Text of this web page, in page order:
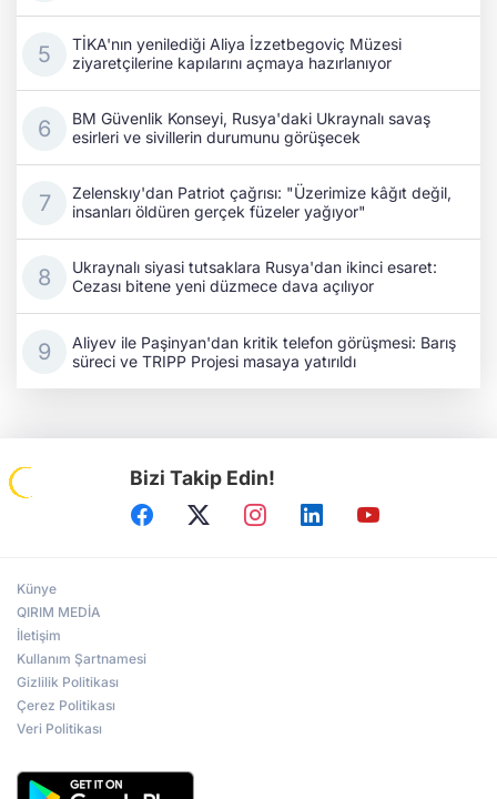
TİKA'nın yenilediği Aliya İzzetbegoviç Müzesi
ziyaretçilerine kapılarını açmaya hazırlanıyor
BM Güvenlik Konseyi, Rusya'daki Ukraynalı savaş
esirleri ve sivillerin durumunu görüşecek
Zelenskıy'dan Patriot çağrısı: "Üzerimize kâğıt değil,
insanları öldüren gerçek füzeler yağıyor"
Ukraynalı siyasi tutsaklara Rusya'dan ikinci esaret:
Cezası bitene yeni düzmece dava açılıyor
Aliyev ile Paşinyan'dan kritik telefon görüşmesi: Barış
süreci ve TRIPP Projesi masaya yatırıldı
Bizi Takip Edin!
Künye
QIRIM MEDİA
İletişim
Kullanım Şartnamesi
Gizlilik Politikası
Çerez Politikası
Veri Politikası